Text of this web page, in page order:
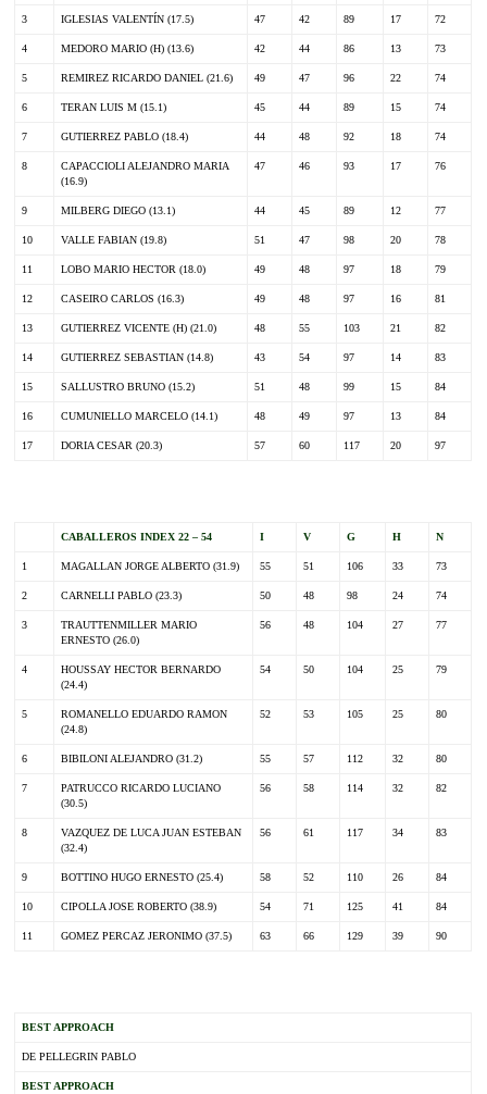
3 IGLESIAS VALENTÍN (17.5) 47 42 89 17 72
4 MEDORO MARIO (H) (13.6) 42 44 86 13 73
5 REMIREZ RICARDO DANIEL (21.6) 49 47 96 22 74
6 TERAN LUIS M (15.1) 45 44 89 15 74
7 GUTIERREZ PABLO (18.4) 44 48 92 18 74
8
CAPACCIOLI ALEJANDRO MARIA
(16.9)
47 46 93 17 76
9 MILBERG DIEGO (13.1) 44 45 89 12 77
10 VALLE FABIAN (19.8) 51 47 98 20 78
11 LOBO MARIO HECTOR (18.0) 49 48 97 18 79
12 CASEIRO CARLOS (16.3) 49 48 97 16 81
13 GUTIERREZ VICENTE (H) (21.0) 48 55 103 21 82
14 GUTIERREZ SEBASTIAN (14.8) 43 54 97 14 83
15 SALLUSTRO BRUNO (15.2) 51 48 99 15 84
16 CUMUNIELLO MARCELO (14.1) 48 49 97 13 84
17 DORIA CESAR (20.3) 57 60 117 20 97
CABALLEROS INDEX 22 – 54 I V G H N
1 MAGALLAN JORGE ALBERTO (31.9) 55 51 106 33 73
2 CARNELLI PABLO (23.3) 50 48 98 24 74
3
TRAUTTENMILLER MARIO
ERNESTO (26.0)
56 48 104 27 77
4
HOUSSAY HECTOR BERNARDO
(24.4)
54 50 104 25 79
5
ROMANELLO EDUARDO RAMON
(24.8)
52 53 105 25 80
6 BIBILONI ALEJANDRO (31.2) 55 57 112 32 80
7
PATRUCCO RICARDO LUCIANO
(30.5)
56 58 114 32 82
8
VAZQUEZ DE LUCA JUAN ESTEBAN
(32.4)
56 61 117 34 83
9 BOTTINO HUGO ERNESTO (25.4) 58 52 110 26 84
10 CIPOLLA JOSE ROBERTO (38.9) 54 71 125 41 84
11 GOMEZ PERCAZ JERONIMO (37.5) 63 66 129 39 90
BEST APPROACH
DE PELLEGRIN PABLO
BEST APPROACH